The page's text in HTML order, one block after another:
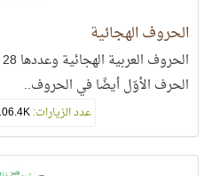
الحروف الهجائية
الحرف الأوّل أيضًا في الحروف..
عدد الزيارات: